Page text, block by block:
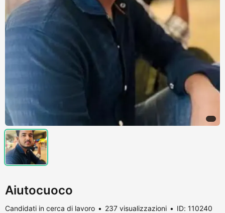
Aiutocuoco
Candidati in cerca di lavoro 237 visualizzazioni ID: 110240